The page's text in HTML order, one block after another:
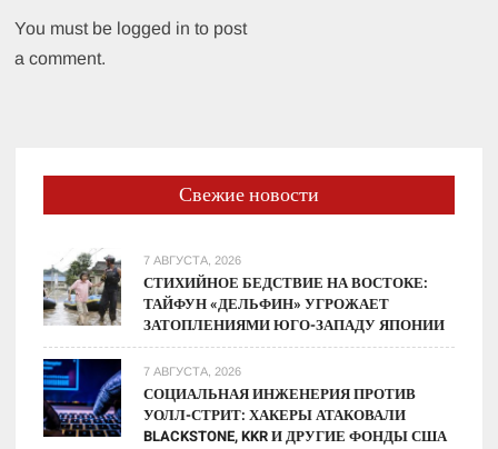
You must be logged in to post
a comment.
Свежие новости
7 АВГУСТА, 2026
СТИХИЙНОЕ БЕДСТВИЕ НА ВОСТОКЕ:
ТАЙФУН «ДЕЛЬФИН» УГРОЖАЕТ
ЗАТОПЛЕНИЯМИ ЮГО-ЗАПАДУ ЯПОНИИ
7 АВГУСТА, 2026
СОЦИАЛЬНАЯ ИНЖЕНЕРИЯ ПРОТИВ
УОЛЛ-СТРИТ: ХАКЕРЫ АТАКОВАЛИ
BLACKSTONE, KKR И ДРУГИЕ ФОНДЫ США